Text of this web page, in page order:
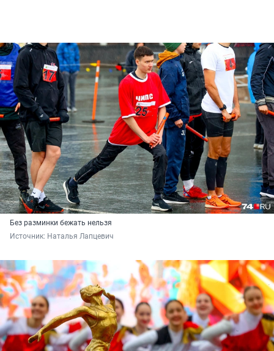
Без разминки бежать нельзя
Источник: Наталья Лапцевич